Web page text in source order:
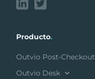
Producto.
Outvio Post-Checkout
Outvio Desk